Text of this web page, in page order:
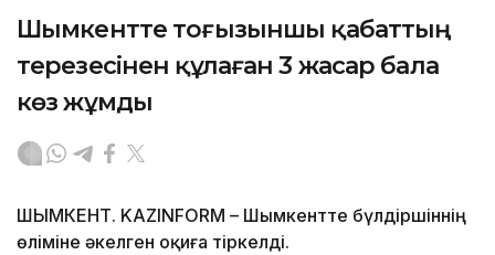
Шымкентте тоғызыншы қабаттың
терезесінен құлаған 3 жасар бала
көз жұмды
ШЫМКЕНТ. KAZINFORM – Шымкентте бүлдіршіннің
өліміне әкелген оқиға тіркелді.